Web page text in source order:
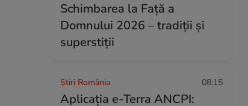
Schimbarea la Față a
Domnului 2026 – tradiții și
superstiții
Știri România 08:15
Aplicația e-Terra ANCPI: